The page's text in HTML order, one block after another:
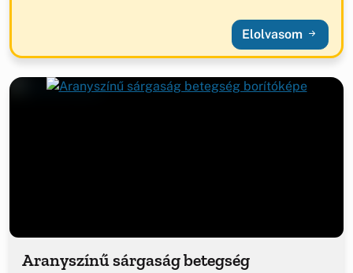
Elolvasom
Aranyszínű sárgaság betegség